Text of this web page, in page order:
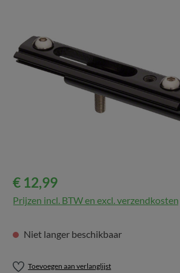
€ 12,99
Prijzen incl. BTW en excl. verzendkosten
Niet langer beschikbaar
Toevoegen aan verlanglijst